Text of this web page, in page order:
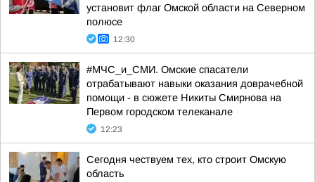
установит флаг Омской области на Северном
полюсе
12:30
#МЧС_и_СМИ. Омские спасатели
отрабатывают навыки оказания доврачебной
помощи - в сюжете Никиты Смирнова на
Первом городском телеканале
12:23
Сегодня чествуем тех, кто строит Омскую
область